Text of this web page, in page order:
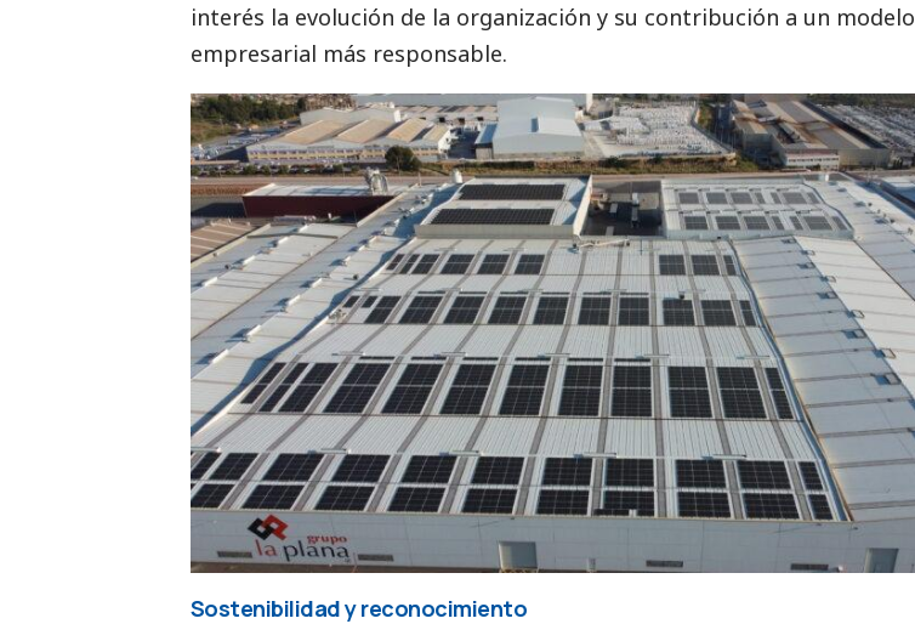
interés la evolución de la organización y su contribución a un modelo
empresarial más responsable.
Sostenibilidad y reconocimiento